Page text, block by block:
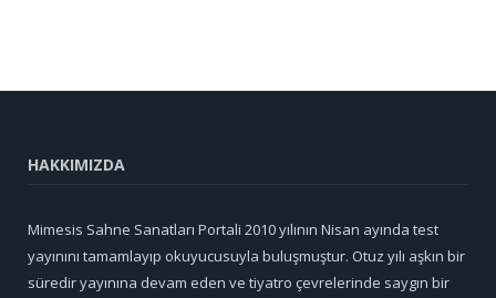
HAKKIMIZDA
Mimesis Sahne Sanatları Portali 2010 yılının Nisan ayında test
yayınını tamamlayıp okuyucusuyla buluşmuştur. Otuz yılı aşkın bir
süredir yayınına devam eden ve tiyatro çevrelerinde saygın bir